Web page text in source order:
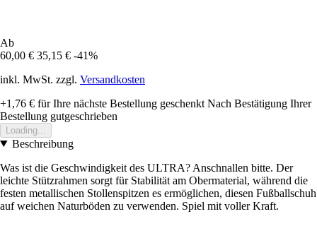
Ab
60,00 € 35,15 € -41%
inkl. MwSt. zzgl. Versandkosten
+1,76 € für Ihre nächste Bestellung geschenkt Nach Bestätigung Ihrer
Bestellung gutgeschrieben
Loading...
Beschreibung
Was ist die Geschwindigkeit des ULTRA? Anschnallen bitte. Der
leichte Stützrahmen sorgt für Stabilität am Obermaterial, während die
festen metallischen Stollenspitzen es ermöglichen, diesen Fußballschuh
auf weichen Naturböden zu verwenden. Spiel mit voller Kraft.